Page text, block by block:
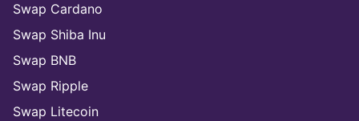
Swap Cardano
Swap Shiba Inu
Swap BNB
Swap Ripple
Swap Litecoin